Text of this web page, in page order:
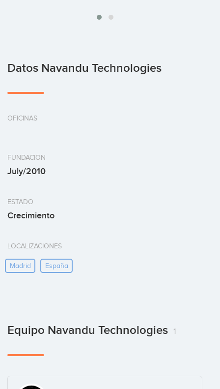
Datos Navandu Technologies
OFICINAS
FUNDACION
July/2010
ESTADO
Crecimiento
LOCALIZACIONES
Madrid España
Equipo Navandu Technologies 1